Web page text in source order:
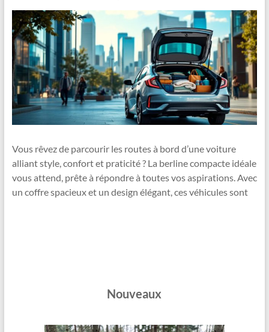
Vous rêvez de parcourir les routes à bord d’une voiture
alliant style, confort et praticité ? La berline compacte idéale
vous attend, prête à répondre à toutes vos aspirations. Avec
un coffre spacieux et un design élégant, ces véhicules sont
Nouveaux